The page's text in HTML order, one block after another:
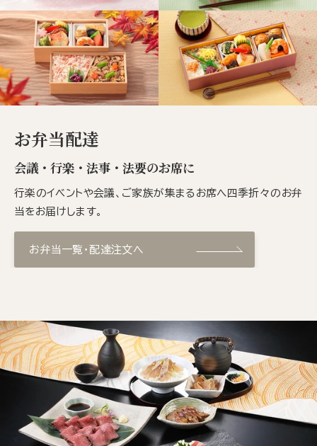
お弁当配達
会議・行楽・法事・法要のお席に
行楽のイベントや会議、ご家族が集まるお席へ四季折々のお弁
当をお届けします。
お弁当一覧・配達注文へ